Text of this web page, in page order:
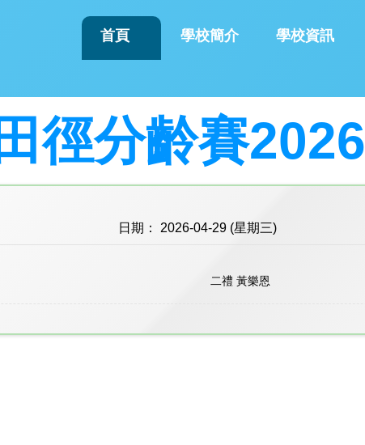
首頁 學校簡介 學校資訊
徑分齡賽2026
日期： 2026-04-29 (星期三)
二禮 黃樂恩